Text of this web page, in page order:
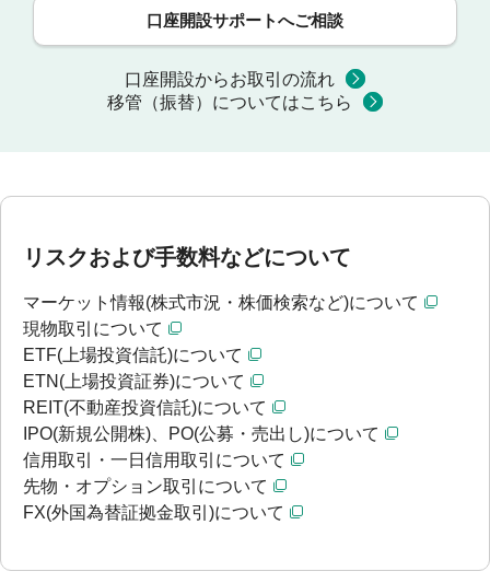
口座開設サポートへご相談
口座開設からお取引の流れ
移管（振替）についてはこちら
リスクおよび手数料などについて
マーケット情報(株式市況・株価検索など)について
現物取引について
ETF(上場投資信託)について
ETN(上場投資証券)について
REIT(不動産投資信託)について
IPO(新規公開株)、PO(公募・売出し)について
信用取引・一日信用取引について
先物・オプション取引について
FX(外国為替証拠金取引)について